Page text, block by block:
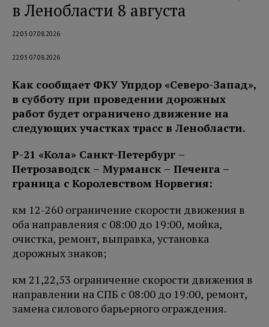
в Ленобласти 8 августа
22:03 07.08.2026
22:03 07.08.2026
Как сообщает ФКУ Упрдор «Северо-Запад»,
в субботу при проведении дорожных
работ будет ограничено движение на
следующих участках трасс в Ленобласти.
Р-21 «Кола» Санкт-Петербург –
Петрозаводск – Мурманск – Печенга –
граница с Королевством Норвегия:
км 12-260 ограничение скорости движения в
оба направления с 08:00 до 19:00, мойка,
очистка, ремонт, выправка, установка
дорожных знаков;
км 21,22,53 ограничение скорости движения в
направлении на СПБ с 08:00 до 19:00, ремонт,
замена силового барьерного ограждения.